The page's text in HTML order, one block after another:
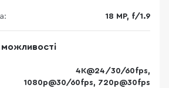
18 MP, f/1.9
4K@24/30/60fps,
1080p@30/60fps, 720p@30fps